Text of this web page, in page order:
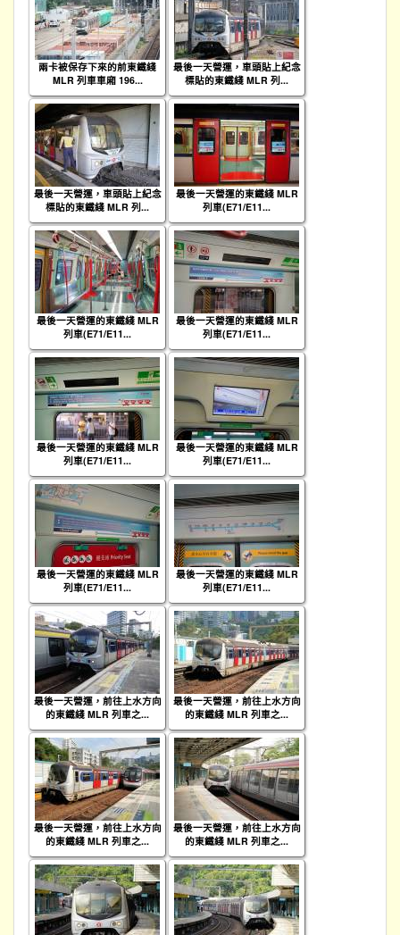
兩卡被保存下來的前東鐵綫
MLR 列車車廂 196...
最後一天營運，車頭貼上紀念
標貼的東鐵綫 MLR 列...
最後一天營運，車頭貼上紀念
標貼的東鐵綫 MLR 列...
最後一天營運的東鐵綫 MLR
列車(E71/E11...
最後一天營運的東鐵綫 MLR
列車(E71/E11...
最後一天營運的東鐵綫 MLR
列車(E71/E11...
最後一天營運的東鐵綫 MLR
列車(E71/E11...
最後一天營運的東鐵綫 MLR
列車(E71/E11...
最後一天營運的東鐵綫 MLR
列車(E71/E11...
最後一天營運的東鐵綫 MLR
列車(E71/E11...
最後一天營運，前往上水方向
的東鐵綫 MLR 列車之...
最後一天營運，前往上水方向
的東鐵綫 MLR 列車之...
最後一天營運，前往上水方向
的東鐵綫 MLR 列車之...
最後一天營運，前往上水方向
的東鐵綫 MLR 列車之...